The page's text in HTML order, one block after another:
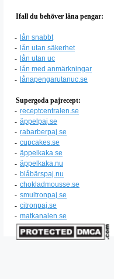
Ifall du behöver låna pengar:
- lån snabbt
- lån utan säkerhet
- lån utan uc
- lån med anmärkningar
- lånapengarutanuc.se
Supergoda pajrecept:
- receptcentralen.se
- äppelpaj.se
- rabarberpaj.se
- cupcakes.se
- äppelkaka.se
- äppelkaka.nu
- blåbärspaj.nu
- chokladmousse.se
- smultronpaj.se
- citronpaj.se
- matkanalen.se